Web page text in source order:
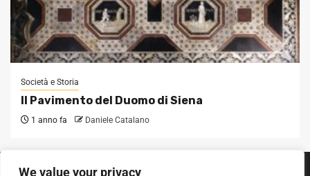
We value your privacy
Società e Storia
Il Pavimento del Duomo di Siena
1 anno fa Daniele Catalano